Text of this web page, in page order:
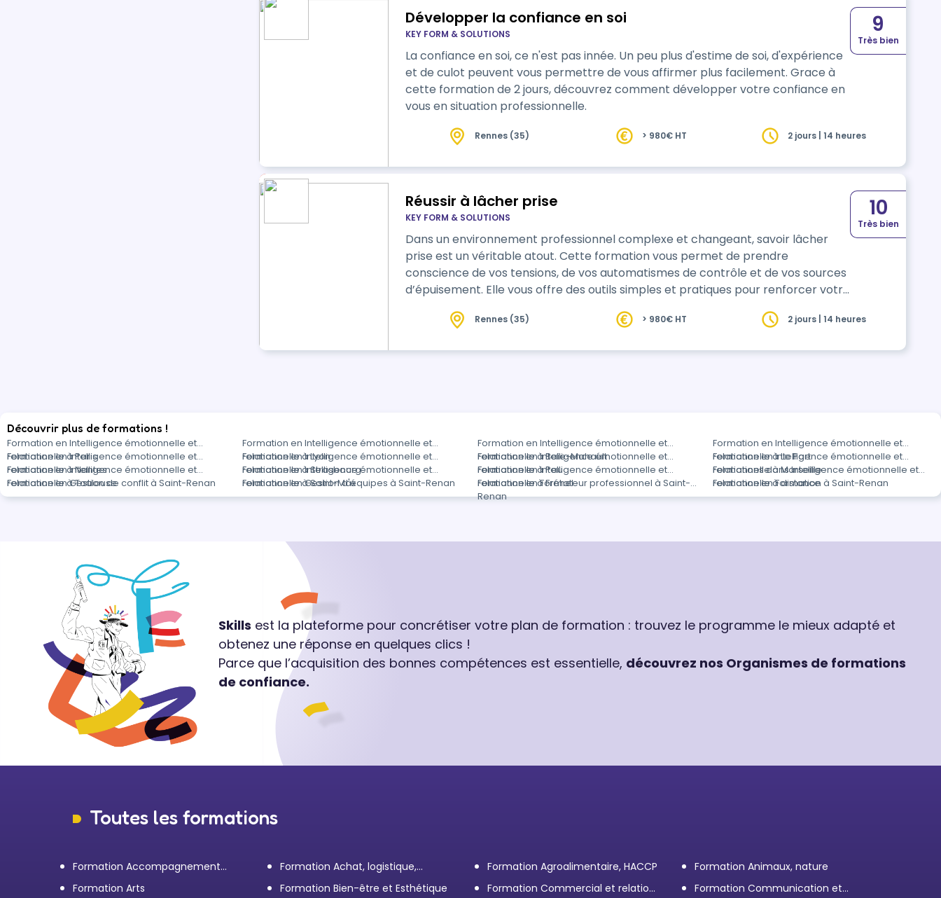
Développer la confiance en soi
KEY FORM & SOLUTIONS
La confiance en soi, ce n'est pas innée. Un peu plus d'estime de soi, d'expérience
et de culot peuvent vous permettre de vous affirmer plus facilement. Grace à
cette formation de 2 jours, découvrez comment développer votre confiance en
vous en situation professionnelle.
9
Très bien
Rennes (35) > 980€ HT 2 jours | 14 heures
Réussir à lâcher prise
KEY FORM & SOLUTIONS
Dans un environnement professionnel complexe et changeant, savoir lâcher
prise est un véritable atout. Cette formation vous permet de prendre
conscience de vos tensions, de vos automatismes de contrôle et de vos sources
d’épuisement. Elle vous offre des outils simples et pratiques pour renforcer votre
10
Très bien
Rennes (35) > 980€ HT 2 jours | 14 heures
Découvrir plus de formations !
Formation en Intelligence émotionnelle et
relationnelle à Paris
Formation en Intelligence émotionnelle et
relationnelle à Lyon
Formation en Intelligence émotionnelle et
relationnelle à Baie-Mahault
Formation en Intelligence émotionnelle et
relationnelle à Le Port
Formation en Intelligence émotionnelle et
relationnelle à Nantes
Formation en Intelligence émotionnelle et
relationnelle à Strasbourg
Formation en Intelligence émotionnelle et
relationnelle à Pau
Formation en Intelligence émotionnelle et
relationnelle à Marseille
Formation en Intelligence émotionnelle et
relationnelle à Toulouse
Formation en Intelligence émotionnelle et
relationnelle à Saint-Max
Formation en Intelligence émotionnelle et
relationnelle à Fréhel
Formations dans Intelligence émotionnelle et
relationnelle à distance
Formation en Gestion de conflit à Saint-Renan Formation en Gestion d'équipes à Saint-Renan
Formation en Formateur professionnel à Saint-
Renan
Formation en Formation à Saint-Renan
Skills est la plateforme pour concrétiser votre plan de formation : trouvez le programme le mieux adapté et
obtenez une réponse en quelques clics !
Parce que l’acquisition des bonnes compétences est essentielle, découvrez nos Organismes de formations
de confiance.
Toutes les formations
Formation Accompagnement
personnel et Bilan de
Formation Achat, logistique,
transport
Formation Agroalimentaire, HACCP
Formation Animaux, nature
Formation Arts
Formation Bien-être et Esthétique
Formation Commercial et relation
Formation Communication et